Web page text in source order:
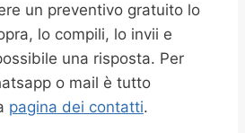
un preventivo gratuito lo
lo compili, lo invii e
una risposta. Per
o mail è tutto
pagina dei contatti.